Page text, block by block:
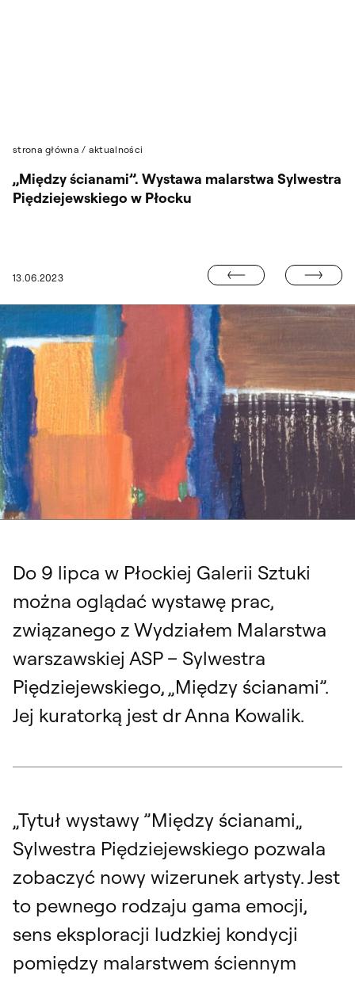
strona główna / aktualności
13.06.2023
„Między ścianami”. Wystawa malarstwa Sylwestra
Piędziejewskiego w Płocku
UKRAINY”. MIĘDZYNARODOWA KONFERENCJA
„KOLORYT
Do 9 lipca w Płockiej Galerii Sztuki
można oglądać wystawę prac,
związanego z Wydziałem Malarstwa
warszawskiej ASP – Sylwestra
Piędziejewskiego, „Między ścianami”.
Jej kuratorką jest dr Anna Kowalik.
„Tytuł wystawy ”Między ścianami„
Sylwestra Piędziejewskiego pozwala
zobaczyć nowy wizerunek artysty. Jest
to pewnego rodzaju gama emocji,
sens eksploracji ludzkiej kondycji
pomiędzy malarstwem ściennym